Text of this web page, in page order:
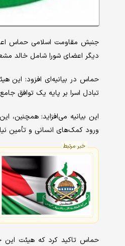
جنبش مقاومت اسلامی حماس
دیگر اعضای شورا شامل خالد
حماس در بیانیه‌ای افزود: این
تبادل اسرا بر پایه یک توافق
این بیانیه می‌افزاید: همچنین،
ورود کمک‌های انسانی و تأمین
خبر مرتبط
حماس تاکید کرد که هیئت این